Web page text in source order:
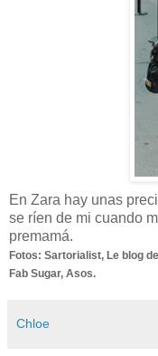
En Zara hay unas
se ríen de mi cuando
premamá.
Fotos: Sartorialist, Le blog
Fab Sugar, Asos.
Chloe